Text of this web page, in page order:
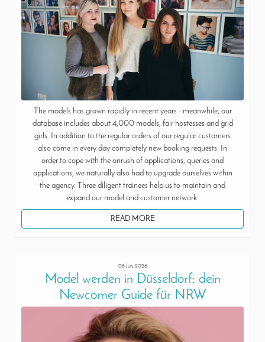
The models has grown rapidly in recent years - meanwhile, our
database includes about 4,000 models, fair hostesses and grid
girls. In addition to the regular orders of our regular customers
also come in every day completely new booking requests. In
order to cope with the onrush of applications, queries and
applications, we naturally also had to upgrade ourselves within
the agency. Three diligent trainees help us to maintain and
expand our model and customer network.
READ MORE
08 Jun, 2026
Model werden in Düsseldorf: dein
Newcomer Guide für NRW